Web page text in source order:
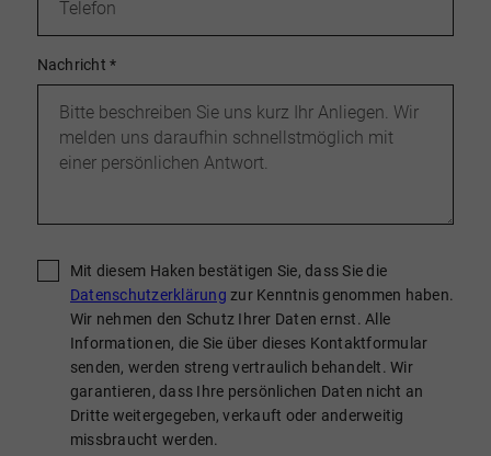
Nachricht*
Mit diesem Haken bestätigen Sie, dass Sie die
Datenschutzerklärung zur Kenntnis genommen haben.
Wir nehmen den Schutz Ihrer Daten ernst. Alle
Informationen, die Sie über dieses Kontaktformular
senden, werden streng vertraulich behandelt. Wir
garantieren, dass Ihre persönlichen Daten nicht an
Dritte weitergegeben, verkauft oder anderweitig
missbraucht werden.